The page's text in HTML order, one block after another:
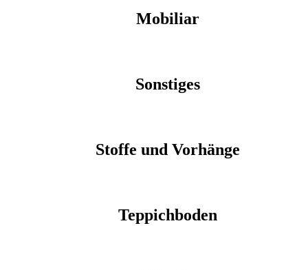
Mobiliar
Sonstiges
Stoffe und Vorhänge
Teppichboden